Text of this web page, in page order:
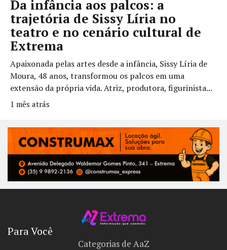
Da infância aos palcos: a
trajetória de Sissy Líria no
teatro e no cenário cultural de
Extrema
Apaixonada pelas artes desde a infância, Sissy Líria de
Moura, 48 anos, transformou os palcos em uma
extensão da própria vida. Atriz, produtora, figurinista...
1 mês atrás
Para Você
Categorias de AaZ